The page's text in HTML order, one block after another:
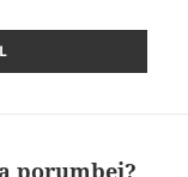
porumbei?